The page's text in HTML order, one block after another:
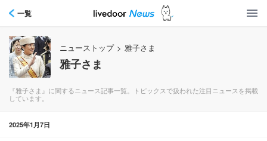
一覧
ニューストップ > 雅子さま
雅子さま
『雅子さま』に関するニュース記事一覧。トピックスで扱われた注目ニュースを掲載
しています。
2025年1月7日